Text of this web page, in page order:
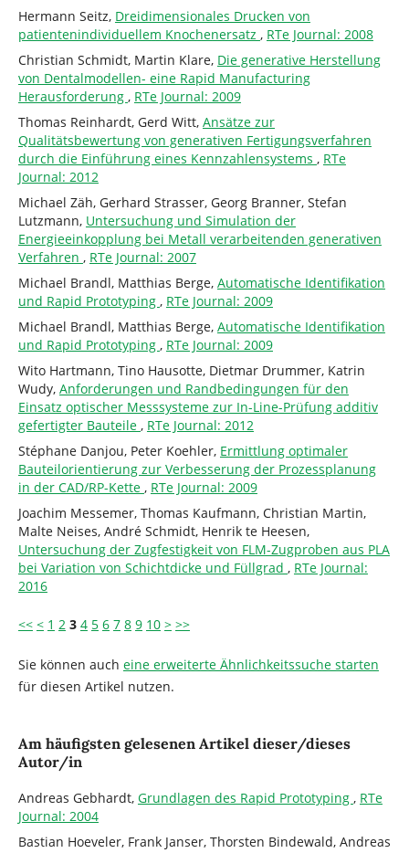
Hermann Seitz, Dreidimensionales Drucken von
patientenindividuellem Knochenersatz , RTe Journal: 2008
Christian Schmidt, Martin Klare, Die generative Herstellung
von Dentalmodellen- eine Rapid Manufacturing
Herausforderung , RTe Journal: 2009
Thomas Reinhardt, Gerd Witt, Ansätze zur
Qualitätsbewertung von generativen Fertigungsverfahren
durch die Einführung eines Kennzahlensystems , RTe
Journal: 2012
Michael Zäh, Gerhard Strasser, Georg Branner, Stefan
Lutzmann, Untersuchung und Simulation der
Energieeinkopplung bei Metall verarbeitenden generativen
Verfahren , RTe Journal: 2007
Michael Brandl, Matthias Berge, Automatische Identifikation
und Rapid Prototyping , RTe Journal: 2009
Michael Brandl, Matthias Berge, Automatische Identifikation
und Rapid Prototyping , RTe Journal: 2009
Wito Hartmann, Tino Hausotte, Dietmar Drummer, Katrin
Wudy, Anforderungen und Randbedingungen für den
Einsatz optischer Messsysteme zur In-Line-Prüfung additiv
gefertigter Bauteile , RTe Journal: 2012
Stéphane Danjou, Peter Koehler, Ermittlung optimaler
Bauteilorientierung zur Verbesserung der Prozessplanung
in der CAD/RP-Kette , RTe Journal: 2009
Joachim Messemer, Thomas Kaufmann, Christian Martin,
Malte Neises, André Schmidt, Henrik te Heesen,
Untersuchung der Zugfestigkeit von FLM-Zugproben aus PLA
bei Variation von Schichtdicke und Füllgrad , RTe Journal:
2016
<< < 1 2 3 4 5 6 7 8 9 10 > >>
Sie können auch eine erweiterte Ähnlichkeitssuche starten
für diesen Artikel nutzen.
Am häufigsten gelesenen Artikel dieser/dieses
Autor/in
Andreas Gebhardt, Grundlagen des Rapid Prototyping , RTe
Journal: 2004
Bastian Hoeveler, Frank Janser, Thorsten Bindewald, Andreas